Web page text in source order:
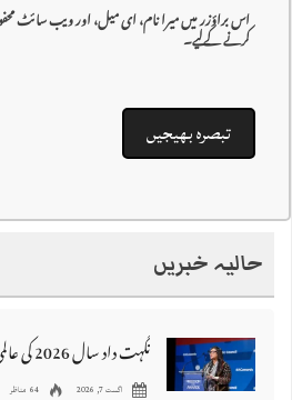
اس براؤزر میں میرا نام، ای میل، اور ویب سائٹ
کرنے کےلیے۔
حالیہ خبریں
اگست 7, 2026 64 مناظر